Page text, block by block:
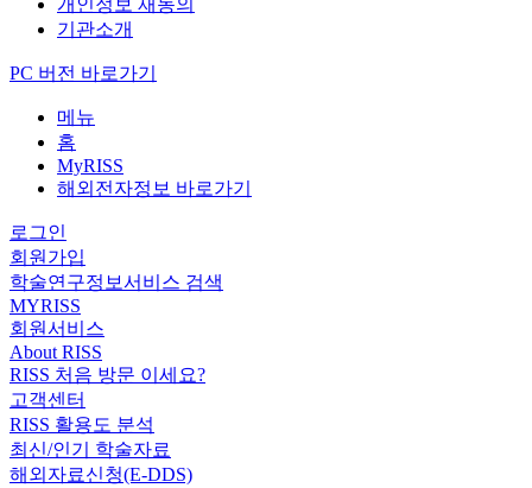
개인정보 재동의
기관소개
PC 버전 바로가기
메뉴
홈
MyRISS
해외전자정보 바로가기
로그인
회원가입
학술연구정보서비스 검색
MYRISS
회원서비스
About RISS
RISS 처음 방문 이세요?
고객센터
RISS 활용도 분석
최신/인기 학술자료
해외자료신청(E-DDS)